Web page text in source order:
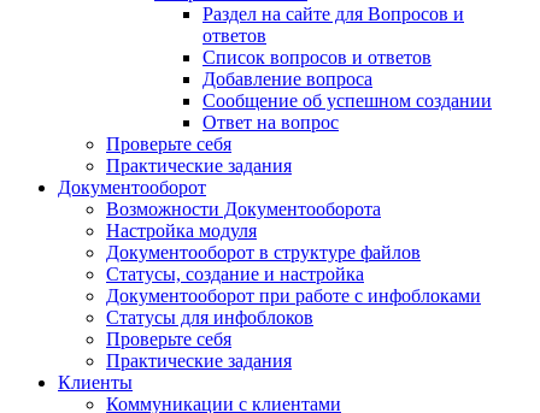
Раздел на сайте для Вопросов и
ответов
Список вопросов и ответов
Добавление вопроса
Сообщение об успешном создании
Ответ на вопрос
Проверьте себя
Практические задания
Документооборот
Возможности Документооборота
Настройка модуля
Документооборот в структуре файлов
Статусы, создание и настройка
Документооборот при работе с инфоблоками
Статусы для инфоблоков
Проверьте себя
Практические задания
Клиенты
Коммуникации с клиентами